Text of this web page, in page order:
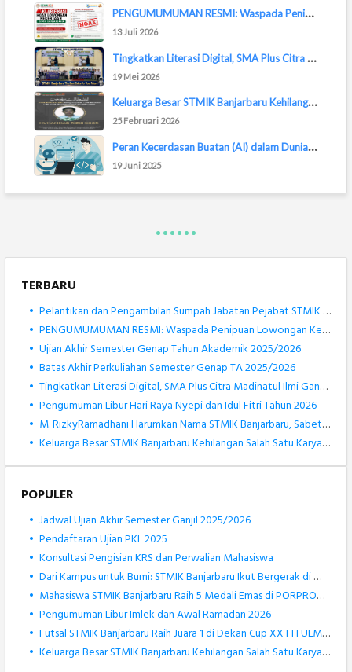
P
ENGUMUMUMAN RESMI: Waspada Penipuan Lowongan...
13 Juli 2026
T
ingkatkan Literasi Digital, SMA Plus Citra M...
19 Mei 2026
K
eluarga Besar STMIK Banjarbaru Kehilangan Sa...
25 Februari 2026
P
eran Kecerdasan Buatan (AI) dalam Dunia Pemr...
19 Juni 2025
TERBARU
• Pelantikan dan Pengambilan Sumpah Jabatan Pejabat STMIK Banjarbaru Berlangsung Khidmat
• PENGUMUMUMAN RESMI: Waspada Penipuan Lowongan Kerja Atas Nama STMIK Banjarbaru
• Ujian Akhir Semester Genap Tahun Akademik 2025/2026
• Batas Akhir Perkuliahan Semester Genap TA 2025/2026
• Tingkatkan Literasi Digital, SMA Plus Citra Madinatul Ilmi Gandeng STMIK Banjarbaru dalam Pengenalan Robotik
• Pengumuman Libur Hari Raya Nyepi dan Idul Fitri Tahun 2026
• M. RizkyRamadhani Harumkan Nama STMIK Banjarbaru, Sabet Medali Perak KOSANAS 2026 Bidang Matematika
• Keluarga Besar STMIK Banjarbaru Kehilangan Salah Satu Karyawan Terbaiknya, Muhammad Rizki Noor
POPULER
• Jadwal Ujian Akhir Semester Ganjil 2025/2026
• Pendaftaran Ujian PKL 2025
• Konsultasi Pengisian KRS dan Perwalian Mahasiswa
• Dari Kampus untuk Bumi: STMIK Banjarbaru Ikut Bergerak di World Cleanup Day 2025
• Mahasiswa STMIK Banjarbaru Raih 5 Medali Emas di PORPROV Kalsel XII 2025
• Pengumuman Libur Imlek dan Awal Ramadan 2026
• Futsal STMIK Banjarbaru Raih Juara 1 di Dekan Cup XX FH ULM 2025
• Keluarga Besar STMIK Banjarbaru Kehilangan Salah Satu Karyawan Terbaiknya, Muhammad Rizki Noor